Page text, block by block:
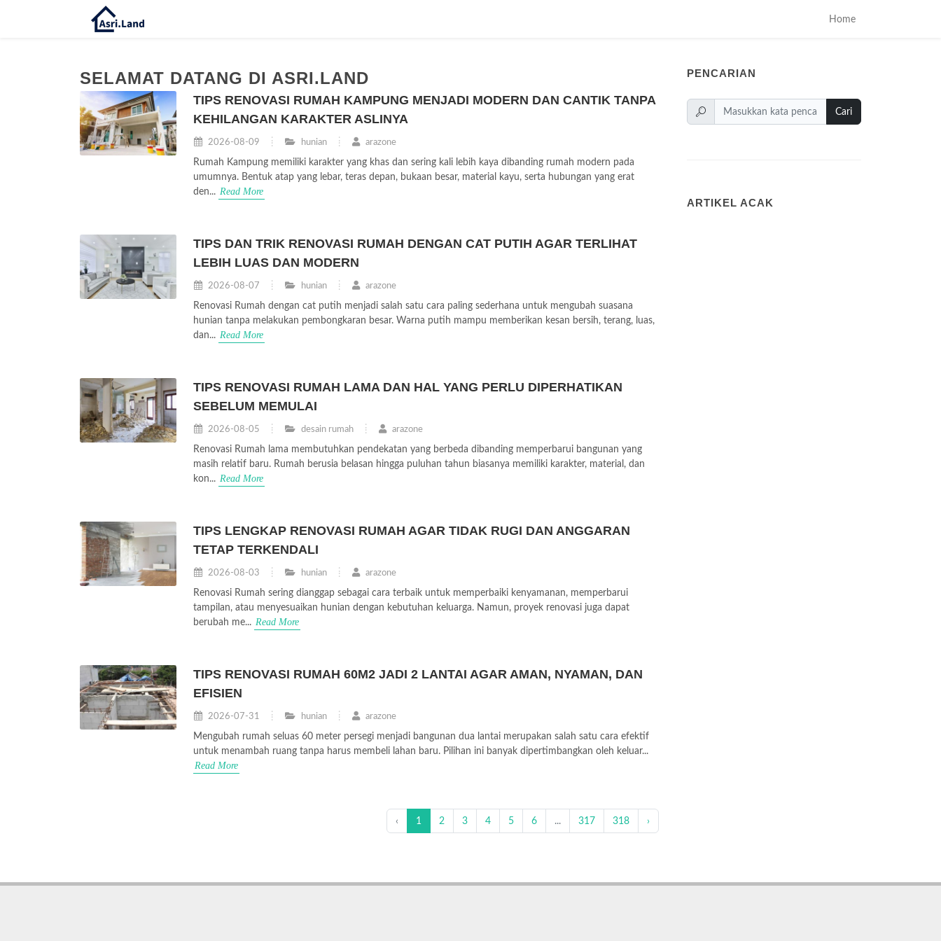
Home
SELAMAT DATANG DI ASRI.LAND
TIPS RENOVASI RUMAH KAMPUNG MENJADI MODERN DAN CANTIK TANPA
KEHILANGAN KARAKTER ASLINYA
2026-08-09 hunian arazone
Rumah Kampung memiliki karakter yang khas dan sering kali lebih kaya dibanding rumah modern pada
umumnya. Bentuk atap yang lebar, teras depan, bukaan besar, material kayu, serta hubungan yang erat
den... Read More
TIPS DAN TRIK RENOVASI RUMAH DENGAN CAT PUTIH AGAR TERLIHAT
LEBIH LUAS DAN MODERN
2026-08-07 hunian arazone
Renovasi Rumah dengan cat putih menjadi salah satu cara paling sederhana untuk mengubah suasana
hunian tanpa melakukan pembongkaran besar. Warna putih mampu memberikan kesan bersih, terang, luas,
dan... Read More
TIPS RENOVASI RUMAH LAMA DAN HAL YANG PERLU DIPERHATIKAN
SEBELUM MEMULAI
2026-08-05 desain rumah arazone
Renovasi Rumah lama membutuhkan pendekatan yang berbeda dibanding memperbarui bangunan yang
masih relatif baru. Rumah berusia belasan hingga puluhan tahun biasanya memiliki karakter, material, dan
kon... Read More
TIPS LENGKAP RENOVASI RUMAH AGAR TIDAK RUGI DAN ANGGARAN
TETAP TERKENDALI
2026-08-03 hunian arazone
Renovasi Rumah sering dianggap sebagai cara terbaik untuk memperbaiki kenyamanan, memperbarui
tampilan, atau menyesuaikan hunian dengan kebutuhan keluarga. Namun, proyek renovasi juga dapat
berubah me... Read More
TIPS RENOVASI RUMAH 60M2 JADI 2 LANTAI AGAR AMAN, NYAMAN, DAN
EFISIEN
2026-07-31 hunian arazone
Mengubah rumah seluas 60 meter persegi menjadi bangunan dua lantai merupakan salah satu cara efektif
untuk menambah ruang tanpa harus membeli lahan baru. Pilihan ini banyak dipertimbangkan oleh keluar...
Read More
‹ 1 2 3 4 5 6 ... 317 318 ›
PENCARIAN
Cari
ARTIKEL ACAK